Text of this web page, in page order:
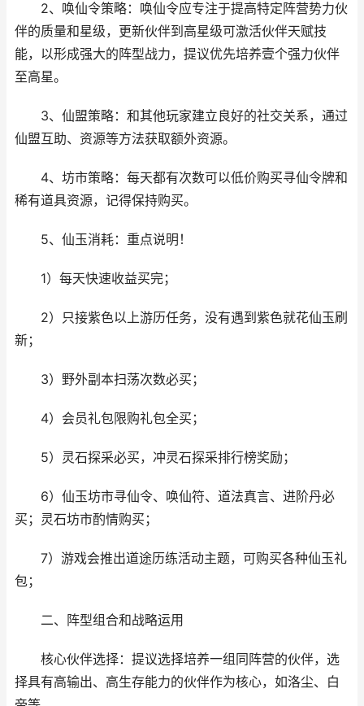
2、唤仙令策略：唤仙令应专注于提高特定阵营势力伙
伴的质量和星级，更新伙伴到高星级可激活伙伴天赋技
能，以形成强大的阵型战力，提议优先培养壹个强力伙伴
至高星。
3、仙盟策略：和其他玩家建立良好的社交关系，通过
仙盟互助、资源等方法获取额外资源。
4、坊市策略：每天都有次数可以低价购买寻仙令牌和
稀有道具资源，记得保持购买。
5、仙玉消耗：重点说明！
1）每天快速收益买完；
2）只接紫色以上游历任务，没有遇到紫色就花仙玉刷
新；
3）野外副本扫荡次数必买；
4）会员礼包限购礼包全买；
5）灵石探采必买，冲灵石探采排行榜奖励；
6）仙玉坊市寻仙令、唤仙符、道法真言、进阶丹必
买；灵石坊市酌情购买；
7）游戏会推出道途历练活动主题，可购买各种仙玉礼
包；
二、阵型组合和战略运用
核心伙伴选择：提议选择培养一组同阵营的伙伴，选
择具有高输出、高生存能力的伙伴作为核心，如洛尘、白